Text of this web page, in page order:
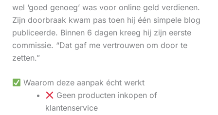
wel ‘goed genoeg’ was voor online geld verdienen.
Zijn doorbraak kwam pas toen hij één simpele blog
publiceerde. Binnen 6 dagen kreeg hij zijn eerste
commissie. “Dat gaf me vertrouwen om door te
zetten.”
Waarom deze aanpak écht werkt
Geen producten inkopen of
klantenservice